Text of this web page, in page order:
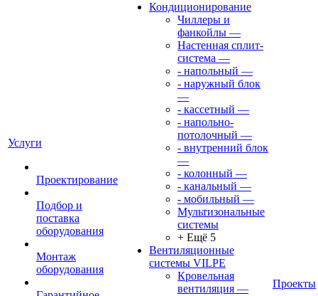
Услуги
Проектирование
Подбор и
поставка
оборудования
Монтаж
оборудования
Кондиционирование
Чиллеры и
фанкойлы —
Настенная сплит-
система —
- напольный —
- наружный блок
—
- кассетный —
- напольно-
потолочный —
- внутренний блок
—
- колонный —
- канальный —
- мобильный —
Мультизональные
системы
+ Ещё 5
Вентиляционные
системы VILPE
Кровельная
вентиляция —
Проекты